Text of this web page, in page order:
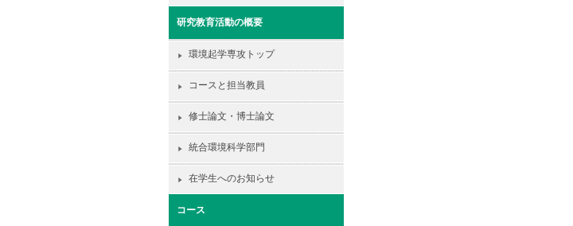
研究教育活動の概要
環境起学専攻トップ
コースと担当教員
修士論文・博士論文
統合環境科学部門
在学生へのお知らせ
コース